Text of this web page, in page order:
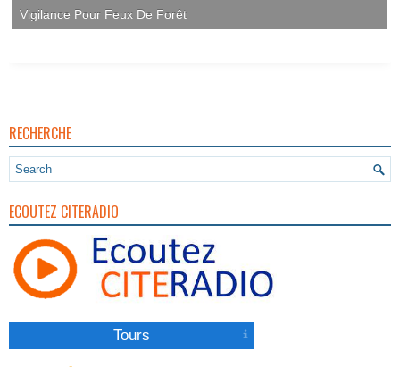
Vigilance Pour Feux De Forêt
RECHERCHE
ECOUTEZ CITERADIO
Tours